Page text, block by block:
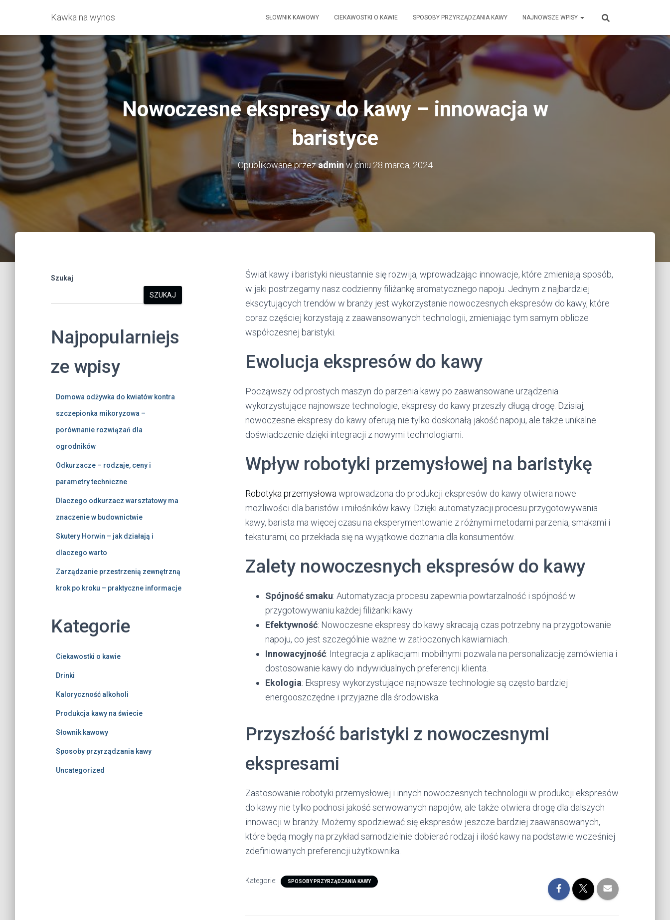
Kawka na wynos SŁOWNIK KAWOWY CIEKAWOSTKI O KAWIE SPOSOBY PRZYRZĄDZANIA KAWY NAJNOWSZE WPISY
Nowoczesne ekspresy do kawy – innowacja w
baristyce
Opublikowane przezadminw dniu 28 marca, 2024
Szukaj
SZUKAJ
Najpopularniejs
ze wpisy
Domowa odżywka do kwiatów kontra
szczepionka mikoryzowa –
porównanie rozwiązań dla
ogrodników
Odkurzacze – rodzaje, ceny i
parametry techniczne
Dlaczego odkurzacz warsztatowy ma
znaczenie w budownictwie
Skutery Horwin – jak działają i
dlaczego warto
Zarządzanie przestrzenią zewnętrzną
krok po kroku – praktyczne informacje
Kategorie
Ciekawostki o kawie
Drinki
Kaloryczność alkoholi
Produkcja kawy na świecie
Słownik kawowy
Sposoby przyrządzania kawy
Uncategorized
Świat kawy i baristyki nieustannie się rozwija, wprowadzając innowacje, które zmieniają sposób,
w jaki postrzegamy nasz codzienny filiżankę aromatycznego napoju. Jednym z najbardziej
ekscytujących trendów w branży jest wykorzystanie nowoczesnych ekspresów do kawy, które
coraz częściej korzystają z zaawansowanych technologii, zmieniając tym samym oblicze
współczesnej baristyki.
Ewolucja ekspresów do kawy
Począwszy od prostych maszyn do parzenia kawy po zaawansowane urządzenia
wykorzystujące najnowsze technologie, ekspresy do kawy przeszły długą drogę. Dzisiaj,
nowoczesne ekspresy do kawy oferują nie tylko doskonałą jakość napoju, ale także unikalne
doświadczenie dzięki integracji z nowymi technologiami.
Wpływ robotyki przemysłowej na baristykę
Robotyka przemysłowa wprowadzona do produkcji ekspresów do kawy otwiera nowe
możliwości dla baristów i miłośników kawy. Dzięki automatyzacji procesu przygotowywania
kawy, barista ma więcej czasu na eksperymentowanie z różnymi metodami parzenia, smakami i
teksturami, co przekłada się na wyjątkowe doznania dla konsumentów.
Zalety nowoczesnych ekspresów do kawy
Spójność smaku: Automatyzacja procesu zapewnia powtarzalność i spójność w
przygotowywaniu każdej filiżanki kawy.
Efektywność: Nowoczesne ekspresy do kawy skracają czas potrzebny na przygotowanie
napoju, co jest szczególnie ważne w zatłoczonych kawiarniach.
Innowacyjność: Integracja z aplikacjami mobilnymi pozwala na personalizację zamówienia i
dostosowanie kawy do indywidualnych preferencji klienta.
Ekologia: Ekspresy wykorzystujące najnowsze technologie są często bardziej
energooszczędne i przyjazne dla środowiska.
Przyszłość baristyki z nowoczesnymi
ekspresami
Zastosowanie robotyki przemysłowej i innych nowoczesnych technologii w produkcji ekspresów
do kawy nie tylko podnosi jakość serwowanych napojów, ale także otwiera drogę dla dalszych
innowacji w branży. Możemy spodziewać się ekspresów jeszcze bardziej zaawansowanych,
które będą mogły na przykład samodzielnie dobierać rodzaj i ilość kawy na podstawie wcześniej
zdefiniowanych preferencji użytkownika.
Kategorie: SPOSOBY PRZYRZĄDZANIA KAWY